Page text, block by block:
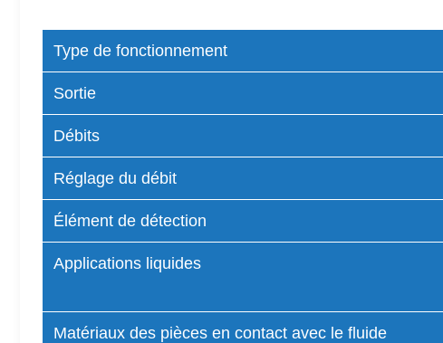
Type de fonctionnement
Sortie
Débits
Réglage du débit
Élément de détection
Applications liquides
Matériaux des pièces en contact avec le fluide